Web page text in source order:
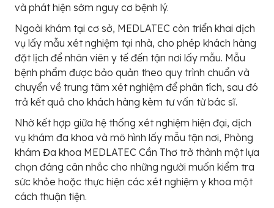
và phát hiện sớm nguy cơ bệnh lý.
Ngoài khám tại cơ sở, MEDLATEC còn triển khai dịch
vụ lấy mẫu xét nghiệm tại nhà, cho phép khách hàng
đặt lịch để nhân viên y tế đến tận nơi lấy mẫu. Mẫu
bệnh phẩm được bảo quản theo quy trình chuẩn và
chuyển về trung tâm xét nghiệm để phân tích, sau đó
trả kết quả cho khách hàng kèm tư vấn từ bác sĩ.
Nhờ kết hợp giữa hệ thống xét nghiệm hiện đại, dịch
vụ khám đa khoa và mô hình lấy mẫu tận nơi, Phòng
khám Đa khoa MEDLATEC Cần Thơ trở thành một lựa
chọn đáng cân nhắc cho những người muốn kiểm tra
sức khỏe hoặc thực hiện các xét nghiệm y khoa một
cách thuận tiện.